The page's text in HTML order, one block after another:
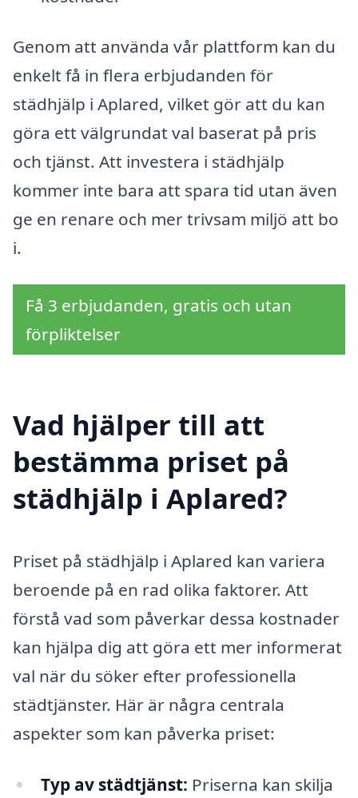
Genom att använda vår plattform kan du
enkelt få in flera erbjudanden för
städhjälp i Aplared, vilket gör att du kan
göra ett välgrundat val baserat på pris
och tjänst. Att investera i städhjälp
kommer inte bara att spara tid utan även
ge en renare och mer trivsam miljö att bo
i.
Få 3 erbjudanden, gratis och utan
förpliktelser
Vad hjälper till att
bestämma priset på
städhjälp i Aplared?
Priset på städhjälp i Aplared kan variera
beroende på en rad olika faktorer. Att
förstå vad som påverkar dessa kostnader
kan hjälpa dig att göra ett mer informerat
val när du söker efter professionella
städtjänster. Här är några centrala
aspekter som kan påverka priset:
Typ av städtjänst: Priserna kan skilja